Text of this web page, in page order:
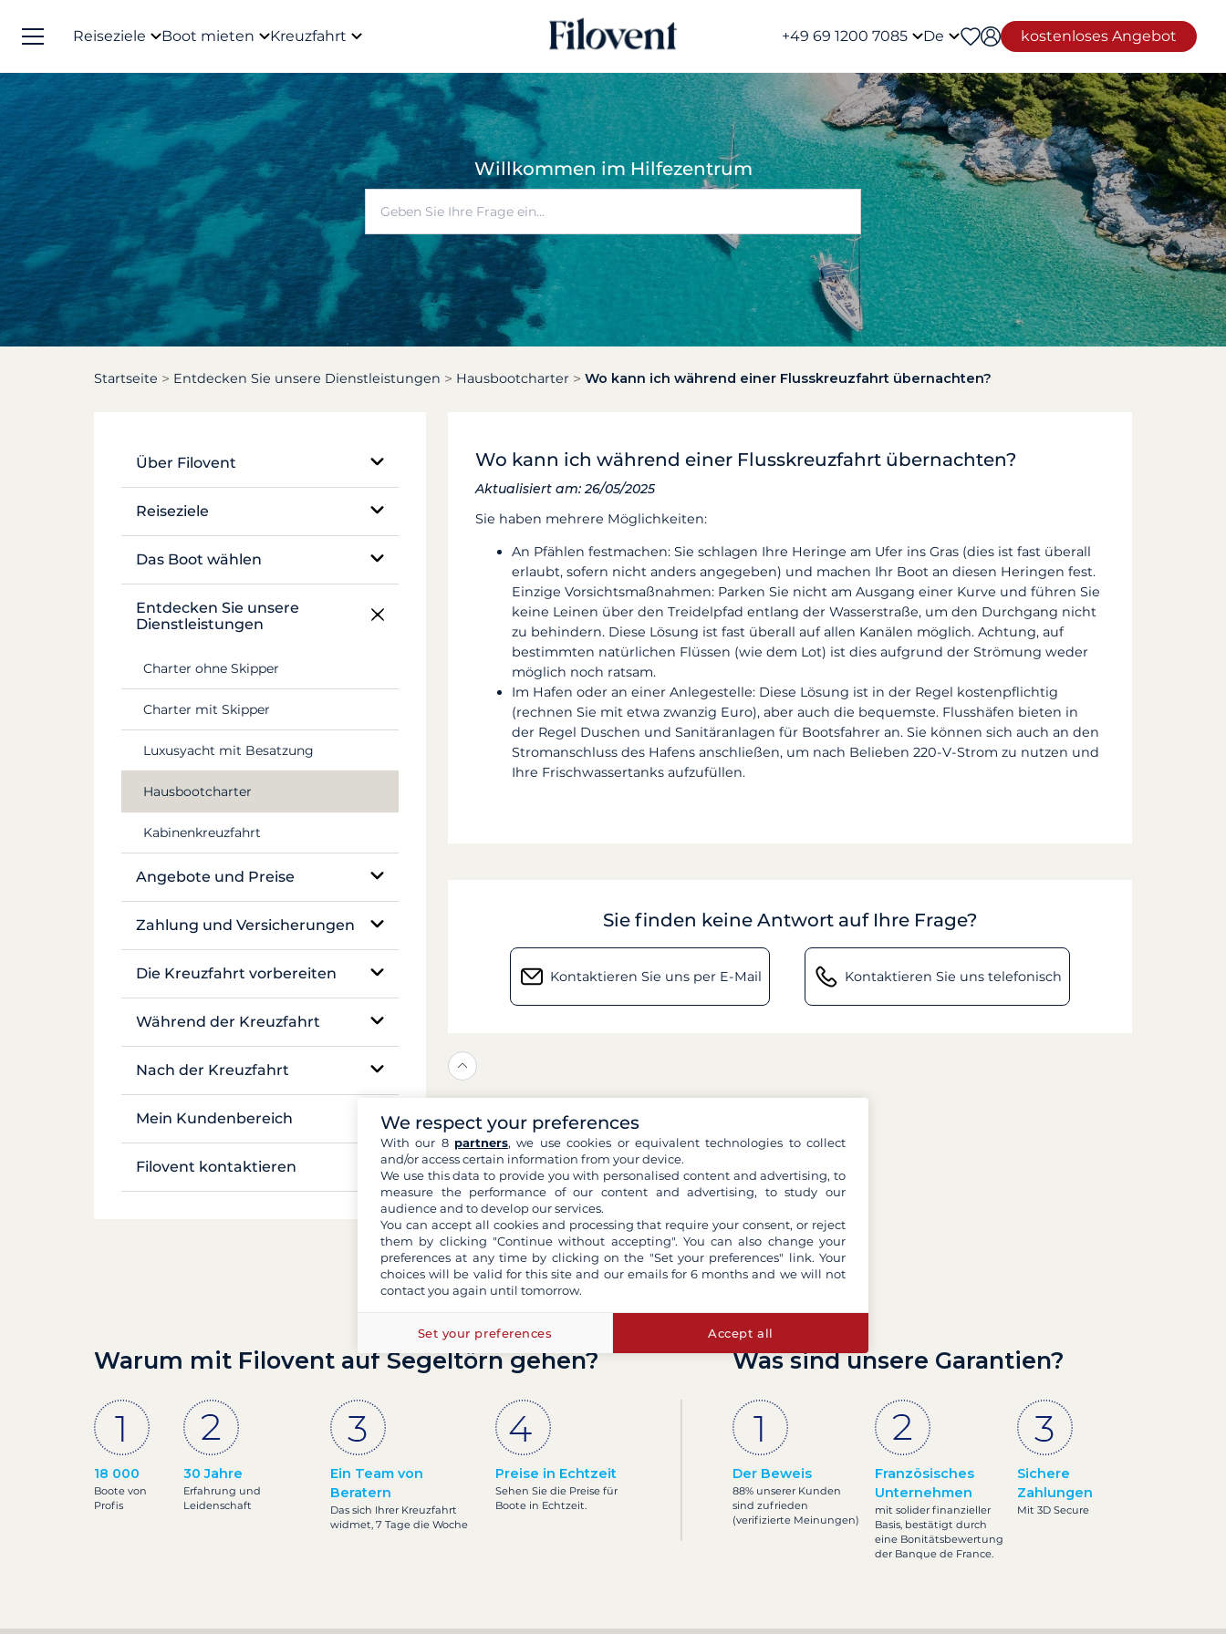
Reiseziele Boot mieten Kreuzfahrt +49 69 1200 7085 De kostenloses Angebot
Willkommen im Hilfezentrum
Startseite Entdecken Sie unsere Dienstleistungen Hausbootcharter Wo kann ich während einer Flusskreuzfahrt übernachten?
Über Filovent
Unser Unternehmen
Reiseziele
Ägypten
Kroatien
Antillen
Canal du Midi
Seychellen
Mekong
Das Boot wählen
Einrumpf-Segelboot
Traditionelles Boot
Motoryacht
Hausboot und Pénichette
Entdecken Sie unsere
Dienstleistungen
Charter ohne Skipper
Charter mit Skipper
Luxusyacht mit Besatzung
Hausbootcharter
Kabinenkreuzfahrt
Angebote und Preise
Preisgestaltung
Zahlung und Versicherungen
Versicherungen und Kautionen
Die Kreuzfahrt vorbereiten
Buchung und Verfügbarkeit
Dokumente und Formalitäten
Gepäck und Ausrüstung
Während der Kreuzfahrt
Vor-Ort-Betreuung
Leben an Bord
Sicherheit an Bord
Nach der Kreuzfahrt
Bestandsaufnahme
Mein Kundenbereich
Meine Buchung verwalten
Filovent kontaktieren
Wo kann ich während einer Flusskreuzfahrt übernachten?
Aktualisiert am: 26/05/2025
Sie haben mehrere Möglichkeiten:
An Pfählen festmachen: Sie schlagen Ihre Heringe am Ufer ins Gras (dies ist fast überall
erlaubt, sofern nicht anders angegeben) und machen Ihr Boot an diesen Heringen fest.
Einzige Vorsichtsmaßnahmen: Parken Sie nicht am Ausgang einer Kurve und führen Sie
keine Leinen über den Treidelpfad entlang der Wasserstraße, um den Durchgang nicht
zu behindern. Diese Lösung ist fast überall auf allen Kanälen möglich. Achtung, auf
bestimmten natürlichen Flüssen (wie dem Lot) ist dies aufgrund der Strömung weder
möglich noch ratsam.
Im Hafen oder an einer Anlegestelle: Diese Lösung ist in der Regel kostenpflichtig
(rechnen Sie mit etwa zwanzig Euro), aber auch die bequemste. Flusshäfen bieten in
der Regel Duschen und Sanitäranlagen für Bootsfahrer an. Sie können sich auch an den
Stromanschluss des Hafens anschließen, um nach Belieben 220-V-Strom zu nutzen und
Ihre Frischwassertanks aufzufüllen.
Sie finden keine Antwort auf Ihre Frage?
Kontaktieren Sie uns per E-Mail Kontaktieren Sie uns telefonisch
Warum mit Filovent auf Segeltörn gehen?
18 000
Boote von
Profis
30 Jahre
Erfahrung und
Leidenschaft
Ein Team von
Beratern
Das sich Ihrer Kreuzfahrt
widmet, 7 Tage die Woche
Preise in Echtzeit
Sehen Sie die Preise für
Boote in Echtzeit.
Was sind unsere Garantien?
Der Beweis
88% unserer Kunden
sind zufrieden
(verifizierte Meinungen)
Französisches
Unternehmen
mit solider finanzieller
Basis, bestätigt durch
eine Bonitätsbewertung
der Banque de France.
Sichere
Zahlungen
Mit 3D Secure
We respect your preferences
With our 8 partners, we use cookies or equivalent technologies to collect
and/or access certain information from your device.
We use this data to provide you with personalised content and advertising, to
measure the performance of our content and advertising, to study our
audience and to develop our services.
You can accept all cookies and processing that require your consent, or reject
them by clicking "Continue without accepting". You can also change your
preferences at any time by clicking on the "Set your preferences" link. Your
choices will be valid for this site and our emails for 6 months and we will not
contact you again until tomorrow.
Set your preferences Accept all